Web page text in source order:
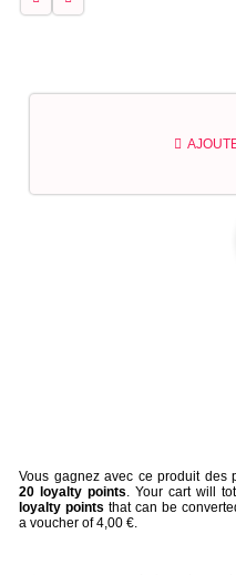
Vous gagnez avec ce produit des
20 loyalty points. Your cart will
loyalty points that can be
a voucher of4,00 €.